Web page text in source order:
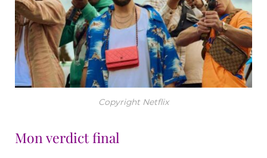
Copyright Netflix
Mon verdict final